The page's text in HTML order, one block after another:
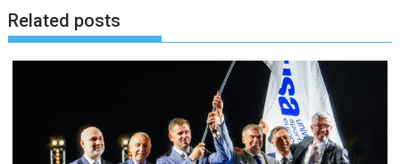
Related posts